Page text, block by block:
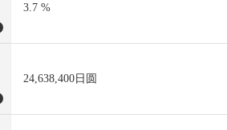
3.7 %
24,638,400日圆